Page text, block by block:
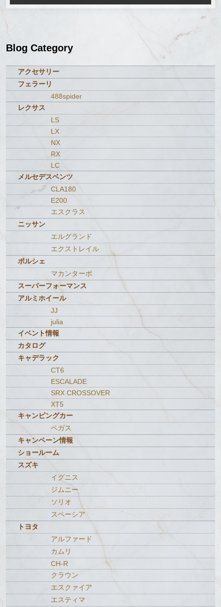
Blog Category
アクセサリー
フェラーリ
488spider
レクサス
LS
LX
NX
RX
LC
メルセデスベンツ
CLA180
E200
エスクラス
ニッサン
エルグランド
エクストレイル
ポルシェ
マカンターボ
スーパーフォーマンス
アルミホイール
JJ
julia
イベント情報
カタログ
キャデラック
CT6
ESCALADE
SRX CROSSOVER
XT5
キャンピングカー
ベガス
キャンペーン情報
ショールーム
スズキ
イグニス
ジムニー
ソリオ
スペーシア
トヨタ
アルファード
カムリ
CH-R
クラウン
エスクァイア
エスティマ